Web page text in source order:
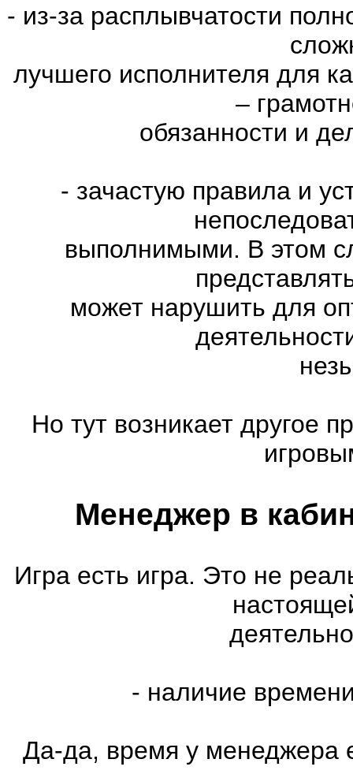
- из-за расплывчатости
лучшего исполнителя для
–
обязанности и
- зачастую правила и
выполнимыми. В этом
может нарушить для
Но тут возникает другое
Менеджер в
Игра есть игра. Это не
- наличие
Да-да, время у менеджера